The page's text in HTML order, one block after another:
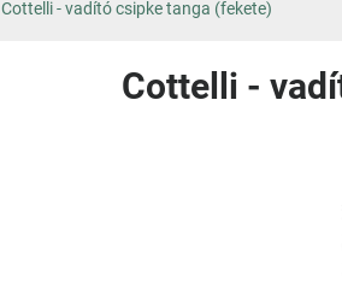
Cottelli - vadító csipke tanga (fekete)
Cottelli -